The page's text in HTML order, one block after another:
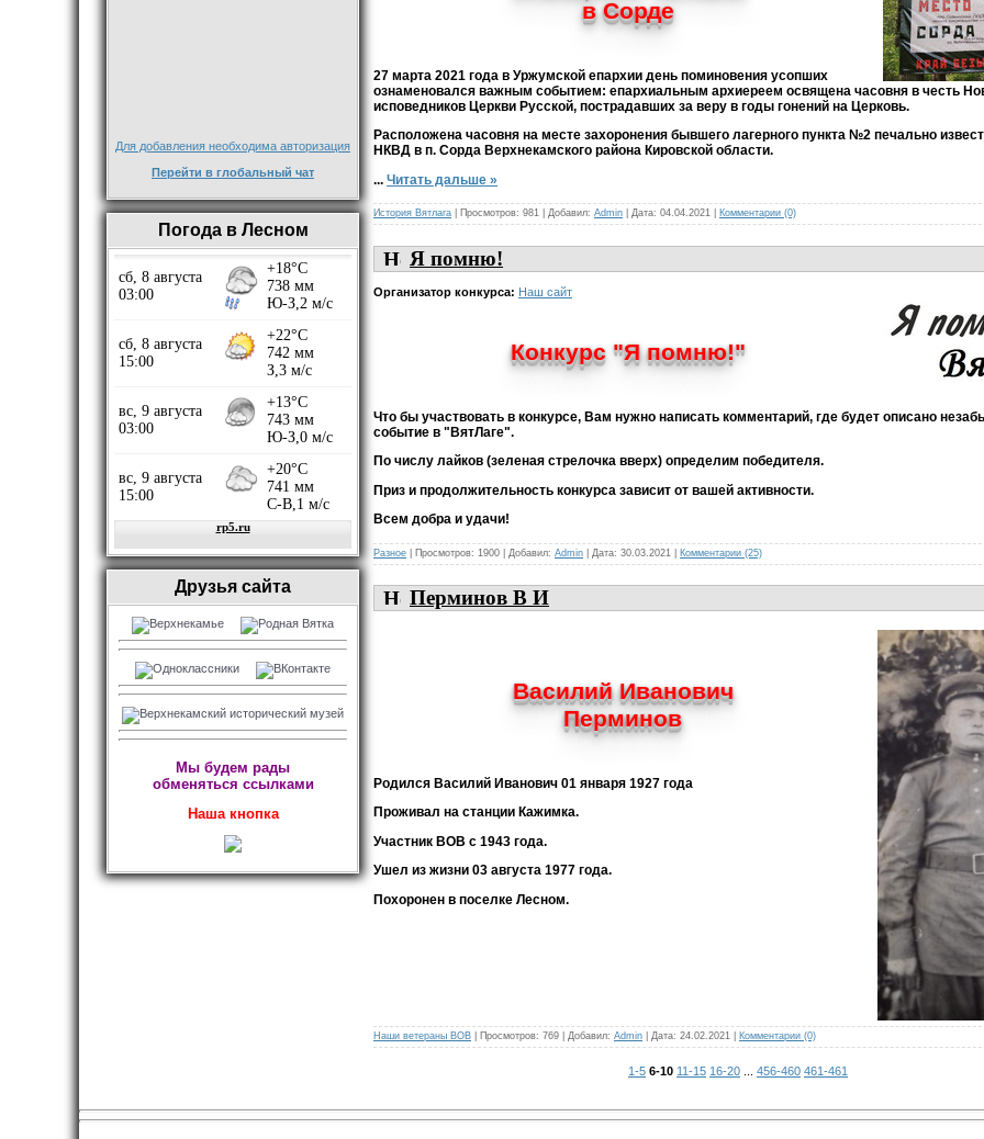
Для добавления необходима авторизация
Перейти в глобальный чат
Погода в Лесном
Друзья сайта
Мы будем рады
обменяться ссылками
Наша кнопка
в Сорде
27 марта 2021 года в Уржумской епархии день поминовения усопших
ознаменовался важным событием: епархиальным архиереем освящена часовня в честь
исповедников Церкви Русской, пострадавших за веру в годы гонений на Церковь.
Расположена часовня на месте захоронения бывшего лагерного пункта №2 печально
НКВД в п. Сорда Верхнекамского района Кировской области.
... Читать дальше »
История Вятлага | Просмотров: 981 | Добавил: Admin | Дата: 04.04.2021 Комментарии (0)
Я помню!
Организатор конкурса: Наш сайт
Конкурс "Я помню!"
Что бы участвовать в конкурсе, Вам нужно написать комментарий, где будет описано
событие в "ВятЛаге".
По числу лайков (зеленая стрелочка вверх) определим победителя.
Приз и продолжительность конкурса зависит от вашей активности.
Всем добра и удачи!
Разное | Просмотров: 1900 | Добавил: Admin | Дата: 30.03.2021 Комментарии (25)
Перминов В И
Василий Иванович
Перминов
Родился Василий Иванович 01 января 1927 года
Проживал на станции Кажимка.
Участник ВОВ с 1943 года.
Ушел из жизни 03 августа 1977 года.
Похоронен в поселке Лесном.
Наши ветераны ВОВ | Просмотров: 769 | Добавил: Admin | Дата: 24.02.2021 Комментарии (0)
1-5 6-10 11-15 16-20 456-460 461-461